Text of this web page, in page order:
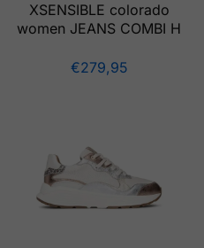
XSENSIBLE colorado
women JEANS COMBI H
€279,95